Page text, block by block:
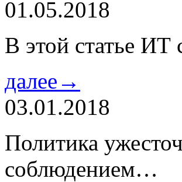
01.05.2018
В этой статье
далее→
03.01.2018
Политика
соблюдением…